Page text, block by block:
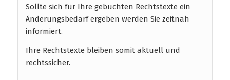
Sollte sich für Ihre gebuchten Rechtstexte ein
Änderungsbedarf ergeben werden Sie zeitnah
informiert.
Ihre Rechtstexte bleiben somit aktuell und
rechtssicher.